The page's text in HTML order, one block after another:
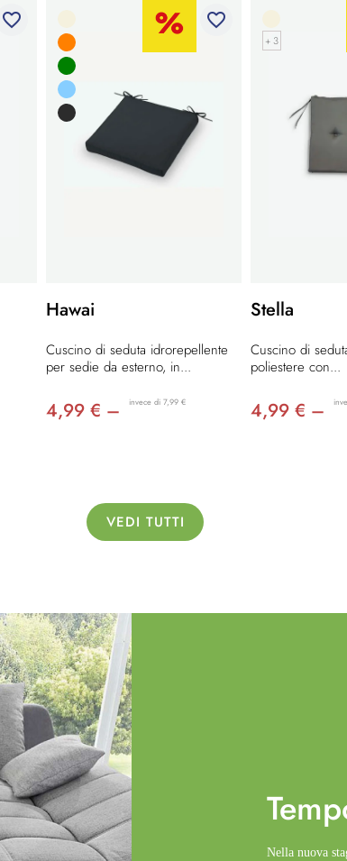
favorite_border favorite_border
Hawai
Cuscino di seduta idrorepellente
per sedie da esterno, in...
4,99 € – invece di 7,99 €
+ 3
Stella
Cuscino di
poliestere con...
4,99 € –
VEDI TUTTI
Nella nuova